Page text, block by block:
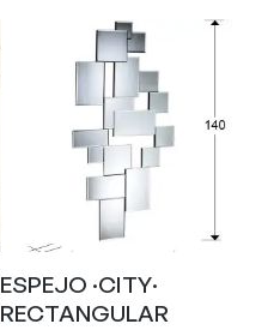
ESPEJO ·CITY·
RECTANGULAR